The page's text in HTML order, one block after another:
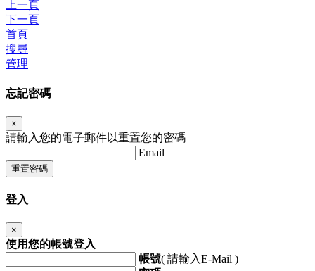
上一頁
下一頁
首頁
搜尋
管理
忘記密碼
×
請輸入您的電子郵件以重置您的密碼
Email
重置密碼
登入
×
使用您的帳號登入
帳號( 請輸入E-Mail )